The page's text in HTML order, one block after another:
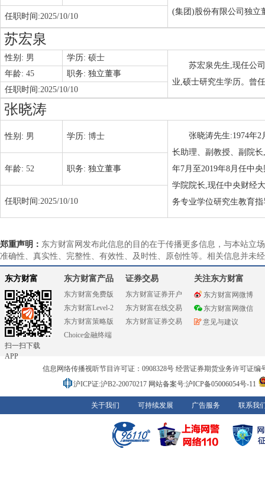
(集团)股份有限公司独立
任职时间:2025/10/10
苏宏泉
性别: 男 学历: 硕士
苏宏泉先生,现任公
业,硕士研究生学历。曾
年龄: 45 职务: 独立董事
任职时间:2025/10/10
张晓涛
性别: 男 学历: 博士
张晓涛先生:1974年
长助理、副教授、副院
年7月至2019年8月任中
学院院长,现任中央财经
务专业学位研究生教育
年龄: 52 职务: 独立董事
任职时间:2025/10/10
郑重声明： 东方财富网发布此信息的目的在于传播更多信息，与本站立
准确性、真实性、完整性、有效性、及时性、原创性等。相关信息并未
东方财富
扫一扫下载
APP
东方财富产品
东方财富免费版
东方财富Level-2
东方财富策略版
Choice金融终端
证券交易
东方财富证券开户
东方财富在线交易
东方财富证券交易
关注东方财富
东方财富网微博
东方财富网微信
意见与建议
信息网络传播视听节目许可证：0908328号 经营证券期货业务许可证编
沪ICP证:沪B2-20070217 网站备案号:沪ICP备05006054号-11
关于我们 可持续发展 广告服务 联系我